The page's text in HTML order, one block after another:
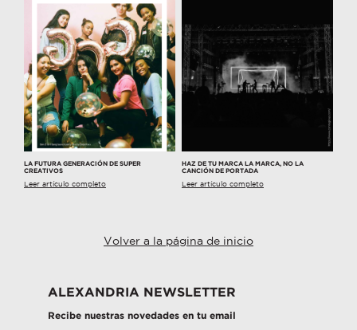
LA FUTURA GENERACIÓN DE SUPER
CREATIVOS
Leer artículo completo
HAZ DE TU MARCA LA MARCA, NO LA
CANCIÓN DE PORTADA
Leer artículo completo
Volver a la página de inicio
ALEXANDRIA NEWSLETTER
Recibe nuestras novedades en tu email